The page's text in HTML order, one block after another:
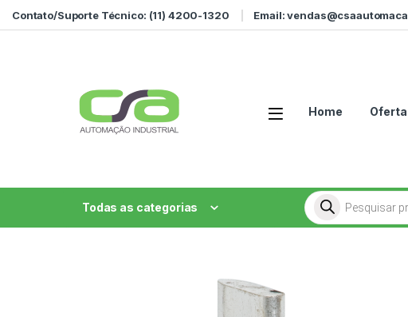
Ir para a navegação
Ir para o conteúdo
Contato/Suporte Técnico: (11) 4200-1320 Email:
Home
Todas as categorias
Pesquisar